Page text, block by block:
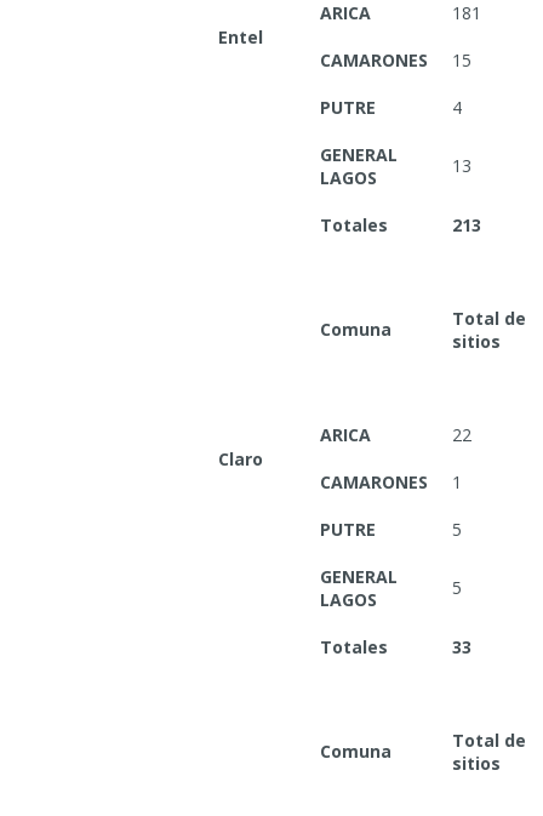
Entel
ARICA 181
CAMARONES 15
PUTRE 4
GENERAL
LAGOS
13
Totales 213
Claro
Comuna
Total de
sitios
ARICA 22
CAMARONES 1
PUTRE 5
GENERAL
LAGOS
5
Totales 33
Comuna
Total de
sitios